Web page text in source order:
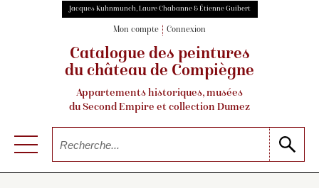
Jacques Kuhnmunch, Laure Chabanne & Étienne Guibert
Mon compte Connexion
Catalogue des peintures
du château de Compiègne
Appartements historiques, musées
du Second Empire et collection Dumez